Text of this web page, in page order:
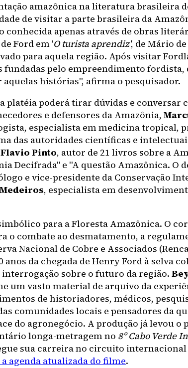
amazônica na literatura brasileira
de visitar a parte brasileira da
conhecida apenas através de obras
Ford em 'O turista aprendiz', de Mário
para aquela região. Após visitar
fundadas pelo empreendimento fordista,
histórias", afirma o pesquisador.
platéia poderá tirar dúvidas e conversar
e defensores da Amazônia,
especialista em medicina tropical,
das autoridades científicas e
Pinto, autor de 21 livros sobre a
Decifrada" e "A questão Amazônica. O
e vice-presidente da Conservação
, especialista em
para a Floresta Amazônica. O
o combate ao desmatamento, a
Nacional de Cobre e Associados
anos da chegada de Henry Ford à selva
sobre o futuro da região.
um vasto material de arquivo da
de historiadores, médicos,
comunidades locais e pensadores da
do agronegócio. A produção já levou o
longa-metragem no 8º Cabo Verde
sua carreira no circuito internacional
agenda atualizada do filme.